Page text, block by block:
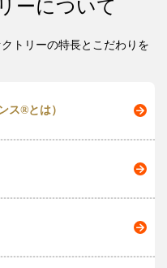
ーについて
トリーの特長とこだわりを
ス®とは）